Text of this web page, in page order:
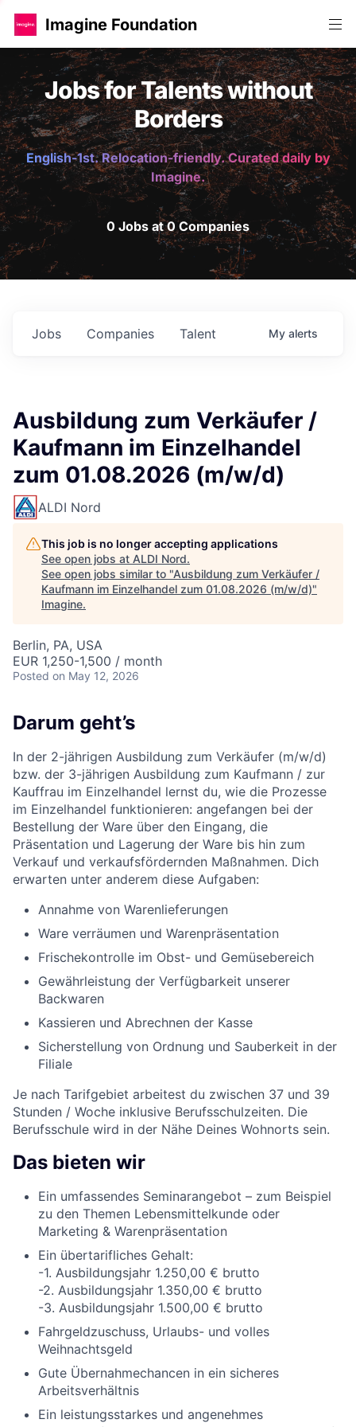
Imagine Foundation
Jobs for Talents without
Borders
English-1st. Relocation-friendly. Curated daily by
Imagine.
0 Jobs at 0 Companies
Jobs Companies Talent My alerts
Ausbildung zum Verkäufer /
Kaufmann im Einzelhandel
zum 01.08.2026 (m/w/d)
ALDI Nord
This job is no longer accepting applications
See open jobs at ALDI Nord.
See open jobs similar to "Ausbildung zum Verkäufer /
Kaufmann im Einzelhandel zum 01.08.2026 (m/w/d)"
Imagine.
Berlin, PA, USA
EUR 1,250-1,500 / month
Posted on May 12, 2026
Darum geht’s
In der 2-jährigen Ausbildung zum Verkäufer (m/w/d)
bzw. der 3-jährigen Ausbildung zum Kaufmann / zur
Kauffrau im Einzelhandel lernst du, wie die Prozesse
im Einzelhandel funktionieren: angefangen bei der
Bestellung der Ware über den Eingang, die
Präsentation und Lagerung der Ware bis hin zum
Verkauf und verkaufsfördernden Maßnahmen. Dich
erwarten unter anderem diese Aufgaben:
Annahme von Warenlieferungen
Ware verräumen und Warenpräsentation
Frischekontrolle im Obst- und Gemüsebereich
Gewährleistung der Verfügbarkeit unserer
Backwaren
Kassieren und Abrechnen der Kasse
Sicherstellung von Ordnung und Sauberkeit in der
Filiale
Je nach Tarifgebiet arbeitest du zwischen 37 und 39
Stunden / Woche inklusive Berufsschulzeiten. Die
Berufsschule wird in der Nähe Deines Wohnorts sein.
Das bieten wir
Ein umfassendes Seminarangebot – zum Beispiel
zu den Themen Lebensmittelkunde oder
Marketing & Warenpräsentation
Ein übertarifliches Gehalt:
-1. Ausbildungsjahr 1.250,00 € brutto
-2. Ausbildungsjahr 1.350,00 € brutto
-3. Ausbildungsjahr 1.500,00 € brutto
Fahrgeldzuschuss, Urlaubs- und volles
Weihnachtsgeld
Gute Übernahmechancen in ein sicheres
Arbeitsverhältnis
Ein leistungsstarkes und angenehmes